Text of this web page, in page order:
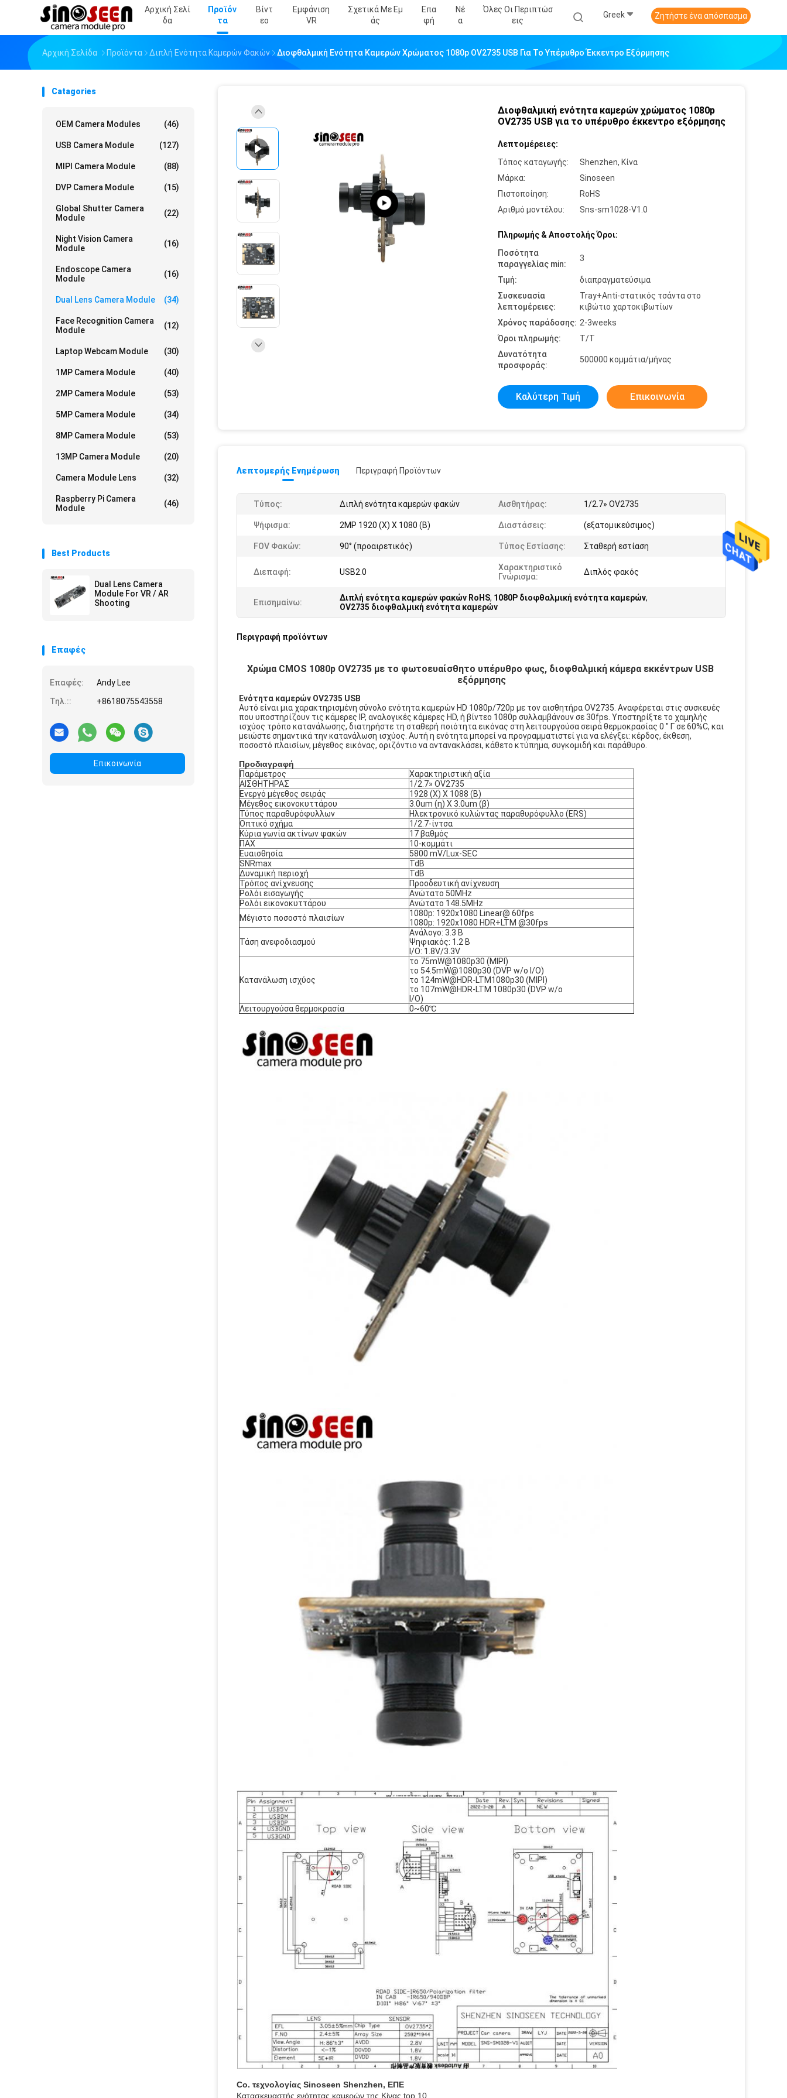
Αρχική Σελί
Δα
Προϊόν
Τα
Βίντ
Εο
Εμφάνιση
VR
Σχετικά Με Εμ
Άς
Επα
Φή
Νέ
Α
Όλες Οι Περιπτώσ
Εις
Greek Ζητήστε ένα απόσπασμα
Αρχική Σελίδα Προϊόντα Διπλή Ενότητα Καμερών Φακών Διοφθαλμική Ενότητα Καμερών Χρώματος 1080p OV2735 USB Για Το Υπέρυθρο Έκκεντρο Εξόρμησης
Catagories
OEM Camera Modules (46)
USB Camera Module (127)
MIPI Camera Module (88)
DVP Camera Module (15)
Global Shutter Camera
Module
(22)
Night Vision Camera
Module
(16)
Endoscope Camera
Module
(16)
Dual Lens Camera Module (34)
Face Recognition Camera
Module
(12)
Laptop Webcam Module (30)
1MP Camera Module (40)
2MP Camera Module (53)
5MP Camera Module (34)
8MP Camera Module (53)
13MP Camera Module (20)
Camera Module Lens (32)
Raspberry Pi Camera
Module
(46)
Best Products
Dual Lens Camera
Module For VR / AR
Shooting
Επαφές
Επαφές:
Andy Lee
Τηλ.::
+8618075543558
Επικοινωνία
Διοφθαλμική ενότητα καμερών χρώματος 1080p
OV2735 USB για το υπέρυθρο έκκεντρο εξόρμησης
Λεπτομέρειες:
Τόπος καταγωγής:
Shenzhen, Κίνα
Μάρκα:
Sinoseen
Πιστοποίηση:
RoHS
Αριθμό μοντέλου:
Sns-sm1028-V1.0
Πληρωμής & Αποστολής Όροι:
Ποσότητα
παραγγελίας min:
3
Τιμή:
διαπραγματεύσιμα
Συσκευασία
λεπτομέρειες:
Tray+Anti-στατικός τσάντα στο
κιβώτιο χαρτοκιβωτίων
Χρόνος παράδοσης: 2-3weeks
Όροι πληρωμής:
T/T
Δυνατότητα
προσφοράς:
500000 κομμάτια/μήνας
Καλύτερη Τιμή Επικοινωνία
Λεπτομερής Ενημέρωση Περιγραφή Προϊόντων
Τύπος: Διπλή ενότητα καμερών φακών Αισθητήρας: 1/2.7» OV2735
Ψήφισμα: 2MP 1920 (Χ) Χ 1080 (Β) Διαστάσεις: (εξατομικεύσιμος)
FOV Φακών: 90° (προαιρετικός) Τύπος Εστίασης: Σταθερή εστίαση
Διεπαφή: USB2.0
Χαρακτηριστικό
Γνώρισμα:
Διπλός φακός
Επισημαίνω: Διπλή ενότητα καμερών φακών RoHS, 1080P διοφθαλμική ενότητα καμερών,
OV2735 διοφθαλμική ενότητα καμερών
Περιγραφή προϊόντων
Χρώμα CMOS 1080p OV2735 με το φωτοευαίσθητο υπέρυθρο φως, διοφθαλμική κάμερα εκκέντρων USB
εξόρμησης
Ενότητα καμερών OV2735 USB
Αυτό είναι μια χαρακτηρισμένη σύνολο ενότητα καμερών HD 1080p/720p με τον αισθητήρα OV2735. Αναφέρεται στις συσκευές
που υποστηρίζουν τις κάμερες IP, αναλογικές κάμερες HD, ή βίντεο 1080p συλλαμβάνουν σε 30fps. Υποστηρίξτε το χαμηλής
ισχύος τρόπο κατανάλωσης, διατηρήστε τη σταθερή ποιότητα εικόνας στη λειτουργούσα σειρά θερμοκρασίας 0 " Γ σε 60%C, και
μειώστε σημαντικά την κατανάλωση ισχύος. Αυτή η ενότητα μπορεί να προγραμματιστεί για να ελέγξει: κέρδος, έκθεση,
ποσοστό πλαισίων, μέγεθος εικόνας, οριζόντιο να αντανακλάσει, κάθετο κτύπημα, συγκομιδή και παράθυρο.
Προδιαγραφή
Παράμετρος
Χαρακτηριστική αξία
ΑΙΣΘΗΤΗΡΑΣ
1/2.7» OV2735
Ενεργό μέγεθος σειράς
1928 (Χ) Χ 1088 (Β)
Μέγεθος εικονοκυττάρου
3.0um (η) Χ 3.0um (β)
Τύπος παραθυρόφυλλων
Ηλεκτρονικό κυλώντας παραθυρόφυλλο (ERS)
Οπτικό σχήμα
1/2.7-ίντσα
Κύρια γωνία ακτίνων φακών
17 βαθμός
ΠΑΧ
10-κομμάτι
Ευαισθησία
5800 mV/Lux-SEC
SNRmax
TdB
Δυναμική περιοχή
TdB
Τρόπος ανίχνευσης
Προοδευτική ανίχνευση
Ρολόι εισαγωγής
Ανώτατο 50MHz
Ρολόι εικονοκυττάρου
Ανώτατο 148.5MHz
Μέγιστο ποσοστό πλαισίων
1080p: 1920x1080 Linear@ 60fps
1080p: 1920x1080 HDR+LTM @30fps
Τάση ανεφοδιασμού
Ανάλογο: 3.3 Β
Ψηφιακός: 1.2 Β
I/O: 1.8V/3.3V
Κατανάλωση ισχύος
το 75mW@1080p30 (MIPI)
το 54.5mW@1080p30 (DVP w/o I/O)
το 124mW@HDR-LTM1080p30 (MIPI)
το 107mW@HDR-LTM 1080p30 (DVP w/o
I/O)
Λειτουργούσα θερμοκρασία
0~60℃
Co. τεχνολογίας Sinoseen Shenzhen, ΕΠΕ
Κατασκευαστής ενότητας καμερών της Κίνας top 10